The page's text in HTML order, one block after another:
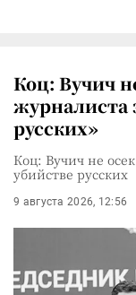
Коц: Вучич
журналиста
русских»
Коц: Вучич не
убийстве русских
9 августа 2026, 12:56